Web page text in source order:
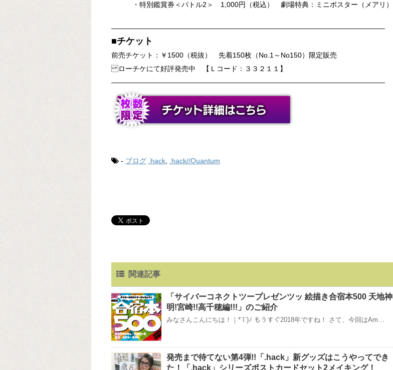
・特別鑑賞券＜バトル2＞ 1,000円（税込） 劇場特典：ミニポスター（メアリ）
―――――――――――――――――――――――――――――――――――――――
■チケット
前売チケット：￥1500（税抜） 先着150枚（No.1～No150）限定販売
ローチケにて好評発売中 【Ｌコード：３３２１１】
―――――――――――――――――――――――――――――――――――――――
- ブログ .hack .hack//Quantum
関連記事
「サイバーコネクトツープレゼンツッ 絵描き合宿本500 天地神
明!宮崎!!高千穂編!!!」のご紹介
みなさんこんにちは！｜*´I`)ﾉ もうすぐ2018年ですね！ さて、今回はAm…
発売まで待てない第4弾!!「.hack」新グッズはこうやってでき
た！「.hack」シリーズポストカードセット2メイキング！